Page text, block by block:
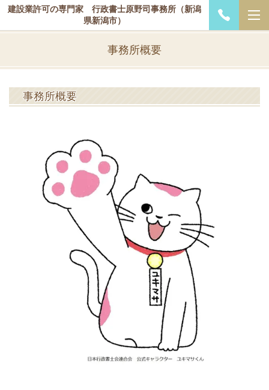
建設業許可の専門家 行政書士原野司事務所（新潟
県新潟市）
事務所概要
事務所概要